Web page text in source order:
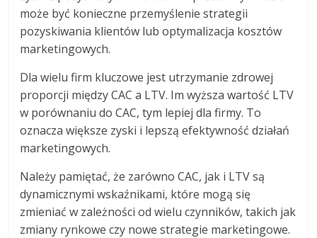
może być konieczne przemyślenie strategii
pozyskiwania klientów lub optymalizacja kosztów
marketingowych.
Dla wielu firm kluczowe jest utrzymanie zdrowej
proporcji między CAC a LTV. Im wyższa wartość LTV
w porównaniu do CAC, tym lepiej dla firmy. To
oznacza większe zyski i lepszą efektywność działań
marketingowych.
Należy pamiętać, że zarówno CAC, jak i LTV są
dynamicznymi wskaźnikami, które mogą się
zmieniać w zależności od wielu czynników, takich jak
zmiany rynkowe czy nowe strategie marketingowe.